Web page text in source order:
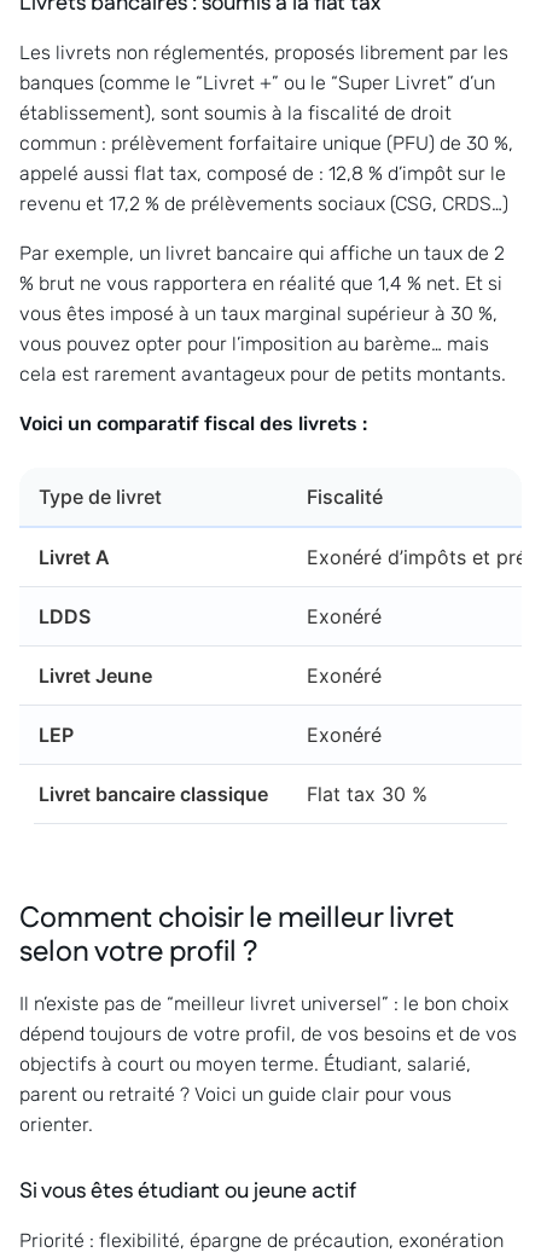
Les livrets non réglementés, proposés librement par les
banques (comme le “Livret +” ou le “Super Livret” d’un
établissement), sont soumis à la fiscalité de droit
commun : prélèvement forfaitaire unique (PFU) de 30 %,
appelé aussi flat tax, composé de : 12,8 % d’impôt sur le
revenu et 17,2 % de prélèvements sociaux (CSG, CRDS…)
Par exemple, un livret bancaire qui affiche un taux de 2
% brut ne vous rapportera en réalité que 1,4 % net. Et si
vous êtes imposé à un taux marginal supérieur à 30 %,
vous pouvez opter pour l’imposition au barème… mais
cela est rarement avantageux pour de petits montants.
Voici un comparatif fiscal des livrets :
Type de livret Fiscalité
Livret A Exonéré d’impôts et
LDDS Exonéré
Livret Jeune Exonéré
LEP Exonéré
Livret bancaire classique Flat tax 30 %
Comment choisir le meilleur livret
selon votre profil ?
Il n’existe pas de “meilleur livret universel” : le bon choix
dépend toujours de votre profil, de vos besoins et de vos
objectifs à court ou moyen terme. Étudiant, salarié,
parent ou retraité ? Voici un guide clair pour vous
orienter.
Si vous êtes étudiant ou jeune actif
Priorité : flexibilité, épargne de précaution, exonération